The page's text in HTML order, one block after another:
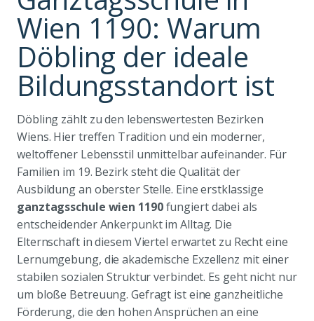
Wien 1190: Warum
Döbling der ideale
Bildungsstandort ist
Döbling zählt zu den lebenswertesten Bezirken
Wiens. Hier treffen Tradition und ein moderner,
weltoffener Lebensstil unmittelbar aufeinander. Für
Familien im 19. Bezirk steht die Qualität der
Ausbildung an oberster Stelle. Eine erstklassige
ganztagsschule wien 1190fungiert dabei als
entscheidender Ankerpunkt im Alltag. Die
Elternschaft in diesem Viertel erwartet zu Recht eine
Lernumgebung, die akademische Exzellenz mit einer
stabilen sozialen Struktur verbindet. Es geht nicht nur
um bloße Betreuung. Gefragt ist eine ganzheitliche
Förderung, die den hohen Ansprüchen an eine